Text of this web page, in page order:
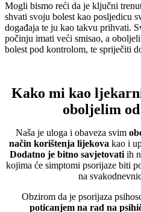
Mogli bismo reći da je ključni
shvati svoju bolest kao posljedicu
događaja te ju kao takvu prihvati.
počinju imati veći smisao, a
bolest pod kontrolom, te spriječiti
Kako mi kao
oboljelim
Naša je uloga i obaveza svim
način korištenja lijekova kao i
Dodatno je bitno savjetovatiih
kojima će simptomi psorijaze biti
na
Obzirom da je psorijaza
poticanjem na rad na